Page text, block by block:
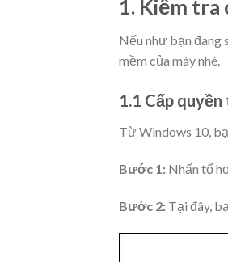
1. Kiểm tra
Nếu như bạn đang
mềm của máy nhé.
1.1 Cấp
Từ Windows 10,
Bước 1: Nhấn tổ
Bước 2: Tại đây,